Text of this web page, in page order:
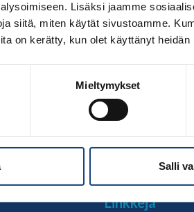
Lisäksi jaamme
siitä, miten käytät sivustoamme.
on kerätty, kun olet käyttänyt heidän
Mieltymykset
Salli
judon Vappuleirille, joka on
koulun jumppasalissa U13-
valmentajat: Jasmine Aho,
Ohjelma […]
Linkkejä